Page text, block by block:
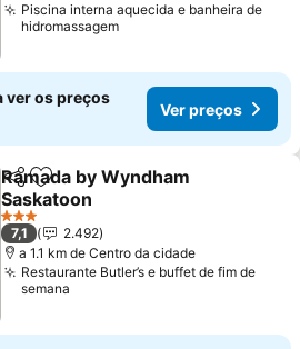
Piscina interna aquecida e banheira de
hidromassagem
ver os preços
Ver preços
PartilharAdicionar aos favoritos
Ramada by Wyndham
Saskatoon
Ver preços
3 Estrelas
7,1
2.492
a 1.1 km de Centro da cidade
Restaurante Butler’s e buffet de fim de
semana